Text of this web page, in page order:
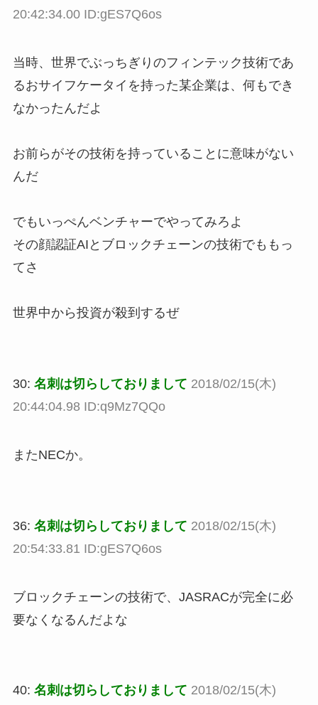
20:42:34.00 ID:gES7Q6os
当時、世界でぶっちぎりのフィンテック技術であ
るおサイフケータイを持った某企業は、何もでき
なかったんだよ
お前らがその技術を持っていることに意味がない
んだ
でもいっぺんベンチャーでやってみろよ
その顔認証AIとブロックチェーンの技術でももっ
てさ
世界中から投資が殺到するぜ
30: 名刺は切らしておりまして 2018/02/15(木)
20:44:04.98 ID:q9Mz7QQo
またNECか。
36: 名刺は切らしておりまして 2018/02/15(木)
20:54:33.81 ID:gES7Q6os
ブロックチェーンの技術で、JASRACが完全に必
要なくなるんだよな
40: 名刺は切らしておりまして 2018/02/15(木)